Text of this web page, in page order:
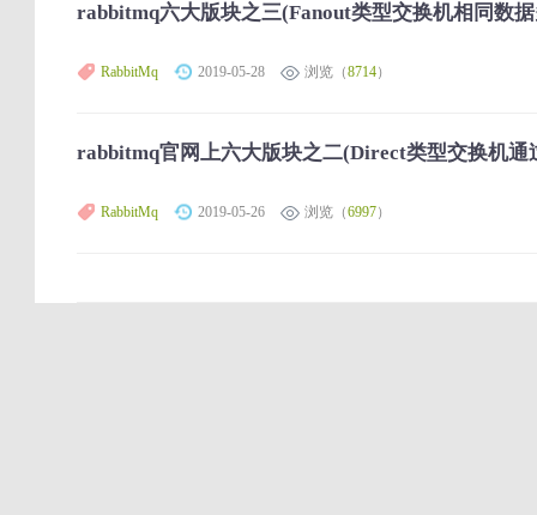
rabbitmq六大版块之三(Fanout类型交换机相同数
RabbitMq 2019-05-28 浏览（8714）
rabbitmq官网上六大版块之二(Direct类型交换机
RabbitMq 2019-05-26 浏览（6997）